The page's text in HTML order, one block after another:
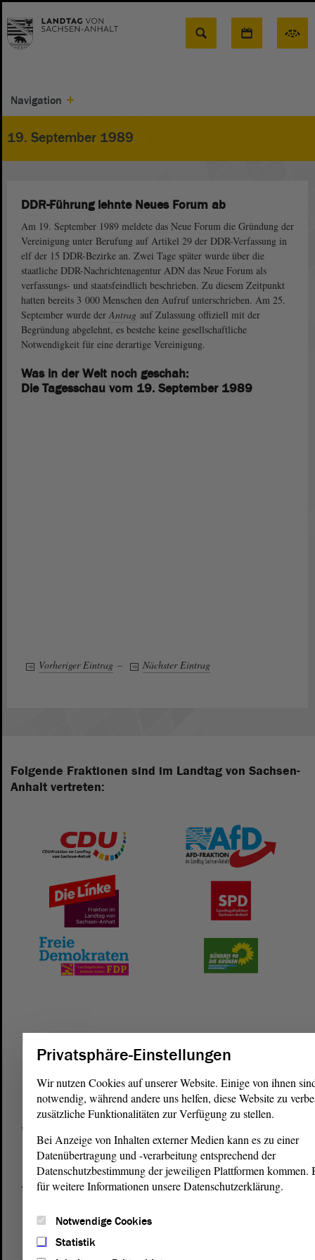
Suche
Navigation
19. September 1989
DDR-Führung lehnte Neues Forum ab
Am 19. September 1989 meldete das Neue Forum die Gründung der
Vereinigung unter Berufung auf Artikel 29 der DDR-Verfassung in
elf der 15 DDR-Bezirke an. Zwei Tage später wurde über die
staatliche DDR-Nachrichtenagentur ADN das Neue Forum als
verfassungs- und staatsfeindlich beschrieben. Zu diesem Zeitpunkt
hatten bereits 3 000 Menschen den Aufruf unterschrieben. Am 25.
September wurde der Antrag auf Zulassung offiziell mit der
Begründung abgelehnt, es bestehe keine gesellschaftliche
Notwendigkeit für eine derartige Vereinigung.
Was in der Welt noch geschah:
Die Tagesschau vom 19. September 1989
Vorheriger Eintrag – Nächster Eintrag
Folgende Fraktionen sind im Landtag von Sachsen-
Anhalt vertreten:
Landtagvon Sachsen-Anhalt
Domplatz 6–9
39104 Magdeburg
Wegbeschreibung
Auf Google Maps
Telefon und Fax
Fax:
0391 / 560 - 1123
Privatsphäre-Einstellungen
Wir nutzen Cookies auf unserer Website. Einige von ihnen
notwendig, während andere uns helfen, diese Website zu
zusätzliche Funktionalitäten zur Verfügung zu stellen.
Bei Anzeige von Inhalten externer Medien kann es zu einer
Datenübertragung und -verarbeitung entsprechend der
Datenschutzbestimmung der jeweiligen Plattformen kommen.
für weitere Informationen unsere Datenschutzerklärung.
Notwendige Cookies
Statistik